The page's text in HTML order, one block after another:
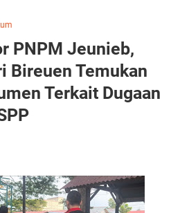
PNPM Jeunieb,
Bireuen Temukan
Terkait Dugaan